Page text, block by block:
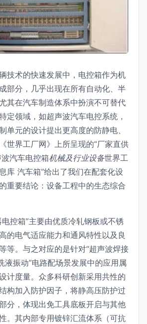
技术的快速发展中，电控箱作为机
部分，几乎出现在所有自动化、半
其在汽车制造体系中扮演不可替代
定领域，如超声波汽车电控系统，
单元的设计提出更高度的防静电、
世界工厂网》上所呈现的“厂家直供
汽车电控箱机械及行业设备世界工
库 汽车箱”给出了我们在配套化设
重要结论：设备工程中的生态综合
控箱”主要由优质冷轧钢板或不锈
的电气适应能力和通风特性以及良
等。与之对应的是针对“超声波焊接
液振动”电路配场景发展中的应用属
计度量。众多科研创新采用共性的
构加入防护因子，将静高压防护过
分，体现出免工具底板开启与其他
。其内部专用镀锌汇流体系（可抗